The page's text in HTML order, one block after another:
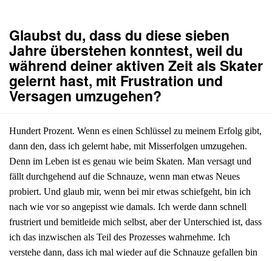
Glaubst du, dass du diese sieben
Jahre überstehen konntest, weil du
während deiner aktiven Zeit als Skater
gelernt hast, mit Frustration und
Versagen umzugehen?
Hundert Prozent. Wenn es einen Schlüssel zu meinem Erfolg gibt,
dann den, dass ich gelernt habe, mit Misserfolgen umzugehen.
Denn im Leben ist es genau wie beim Skaten. Man versagt und
fällt durchgehend auf die Schnauze, wenn man etwas Neues
probiert. Und glaub mir, wenn bei mir etwas schiefgeht, bin ich
nach wie vor so angepisst wie damals. Ich werde dann schnell
frustriert und bemitleide mich selbst, aber der Unterschied ist, dass
ich das inzwischen als Teil des Prozesses wahrnehme. Ich
verstehe dann, dass ich mal wieder auf die Schnauze gefallen bin